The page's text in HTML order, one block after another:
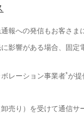
報への発信もお客さ
影響がある場合、固
レーション事業者*が提
売り）を受けて通信サ